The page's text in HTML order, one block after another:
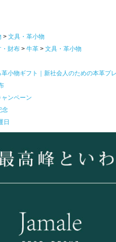
文具・革小物
・財布 牛革
文具・革小物
小物ギフト｜新社会人のための本革プ
ンペーン
念
日